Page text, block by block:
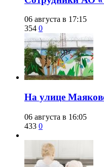
06 августа в 17:15
354 0
​На улице
06 августа в 16:05
433 0